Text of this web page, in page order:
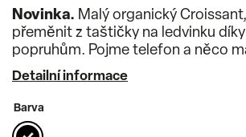
Novinka. Malý organický
přeměnit z taštičky na ledvinku
popruhům. Pojme telefon a něco
Detailní informace
Barva